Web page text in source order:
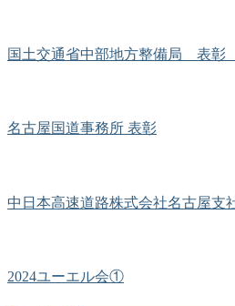
国土交通省中部地方整備
名古屋国道事務所 表彰
中日本高速道路株式会社名古屋支
2024ユーエル会①